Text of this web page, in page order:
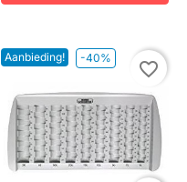
Aanbieding! -40%
favorite_border